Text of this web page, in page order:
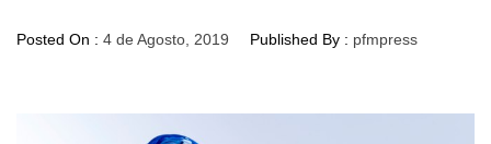
Posted On : 4 de Agosto, 2019 Published By : pfmpress